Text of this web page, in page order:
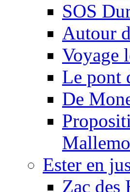
SOS
Autour
Voyage
Le pont
De
Ester en
Zac des